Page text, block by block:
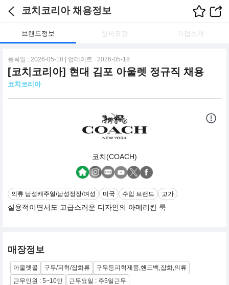
코치코리아 채용정보
브랜드정보 상세요강 기업소개
등록일 : 2026-05-18 | 업데이트 : 2026-05-18
[코치코리아] 현대 김포 아울렛 정규직 채용
코치코리아
코치(COACH)
의류 남성캐주얼/남성정장/여성 미국 수입 브랜드 고가
실용적이면서도 고급스러운 디자인의 아메리칸 룩
매장정보
아울렛몰 구두/피혁/잡화류
구두등피혁제품,핸드백,잡화,의류
근무인원 : 5~10인
근무요일 : 주5일근무